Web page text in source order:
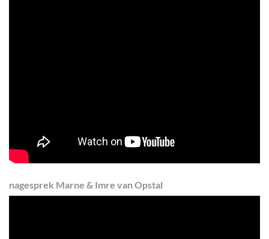
nagesprek Marne & Imre van Opstal